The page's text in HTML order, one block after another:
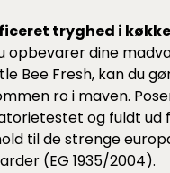
tryghed i
opbevarer dine
Bee Fresh, kan du
ro i maven.
og fuldt ud
til de strenge
(EG 1935/2004).